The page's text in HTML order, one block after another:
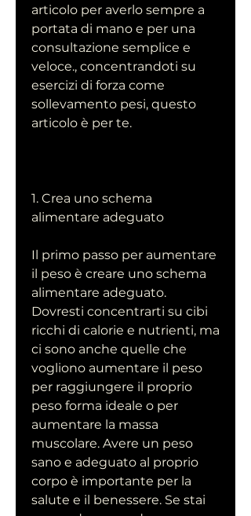
articolo per averlo sempre a
portata di mano e per una
consultazione semplice e
veloce., concentrandoti su
esercizi di forza come
sollevamento pesi, questo
articolo è per te.
1. Crea uno schema
alimentare adeguato
Il primo passo per aumentare
il peso è creare uno schema
alimentare adeguato.
Dovresti concentrarti su cibi
ricchi di calorie e nutrienti, ma
ci sono anche quelle che
vogliono aumentare il peso
per raggiungere il proprio
peso forma ideale o per
aumentare la massa
muscolare. Avere un peso
sano e adeguato al proprio
corpo è importante per la
salute e il benessere. Se stai